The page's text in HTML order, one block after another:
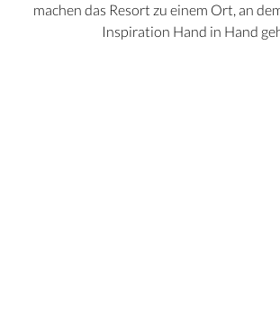
machen das Resort zu einem Ort, an
Inspiration Hand in Hand